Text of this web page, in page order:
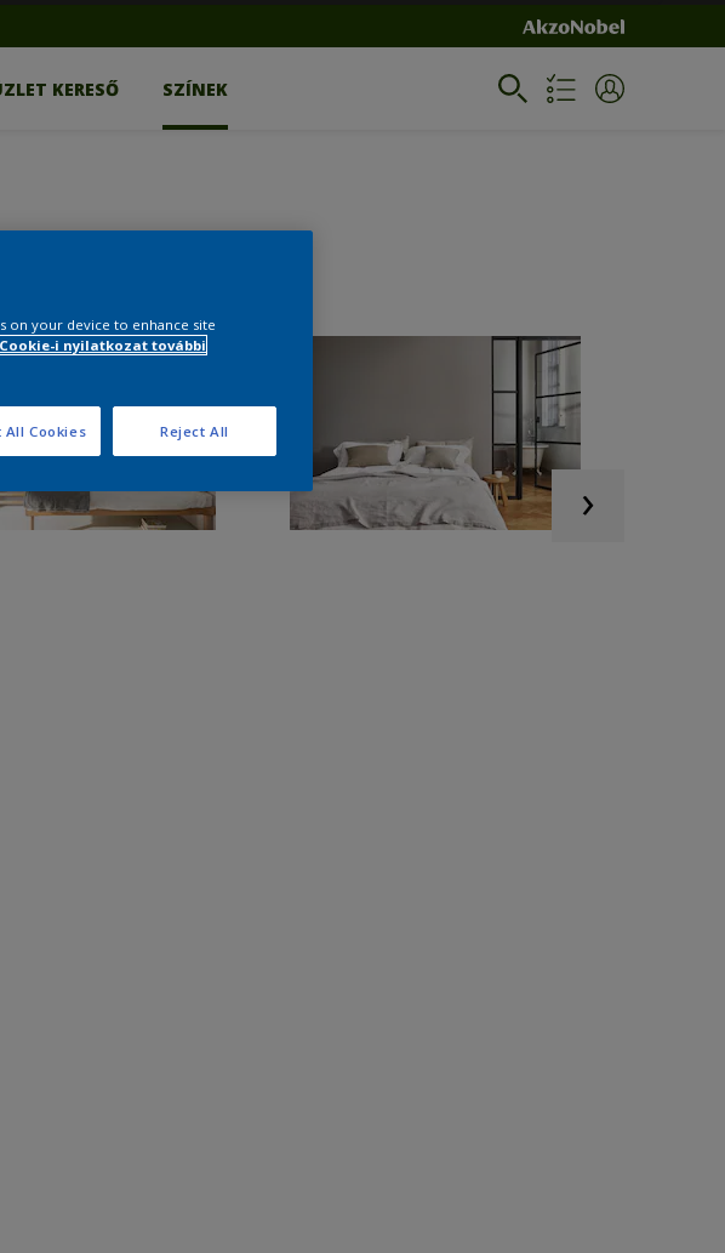
KERESŐ SZÍNEK
on your device to enhance site
Cookie-i nyilatkozat további
Reject All
All Cookies